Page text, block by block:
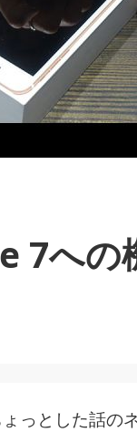
7への
っとした話の